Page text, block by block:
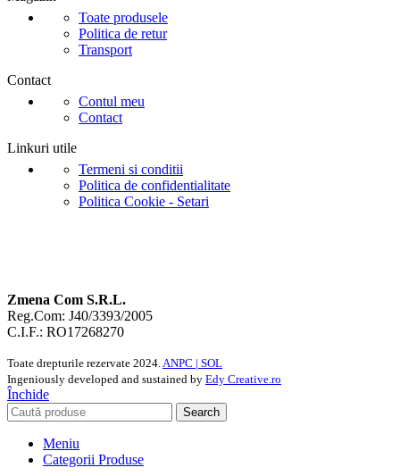
Toate produsele
Politica de retur
Transport
Contact
Contul meu
Contact
Linkuri utile
Termeni si conditii
Politica de confidentialitate
Politica Cookie - Setari
Zmena Com S.R.L.
Reg.Com: J40/3393/2005
C.I.F.: RO17268270
Toate drepturile rezervate 2024.ANPC | SOL
Ingeniously developed and sustained by Edy Creative.ro
Închide
Search
Meniu
Categorii Produse